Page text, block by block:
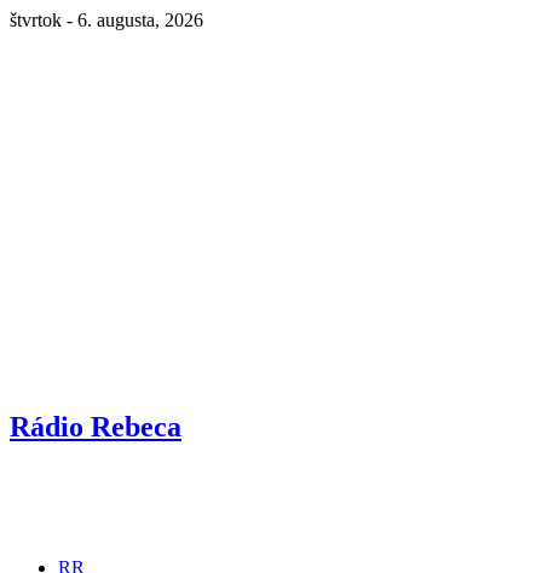
štvrtok - 6. augusta, 2026
Rádio Rebeca
RR